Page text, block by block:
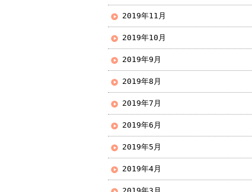
2019年11月
2019年10月
2019年9月
2019年8月
2019年7月
2019年6月
2019年5月
2019年4月